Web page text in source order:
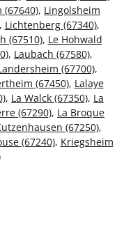
(67640), Lingolsheim
Lichtenberg (67340),
(67510), Le Hohwald
, Laubach (67580),
(67700),
(67450), Lalaye
, La Walck (67350), La
(67290), La Broque
(67250),
(67240), Kriegsheim